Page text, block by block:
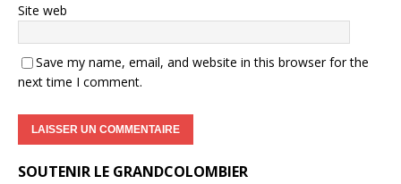
Site web
Save my name, email, and website in this browser for the
next time I comment.
SOUTENIR LE GRANDCOLOMBIER